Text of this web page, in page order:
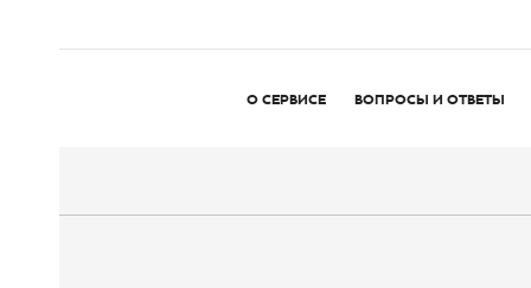
О СЕРВИСЕ ВОПРОСЫ И ОТВЕТЫ